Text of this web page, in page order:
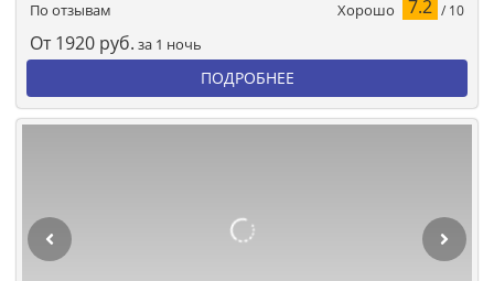
По отзывам
Хорошо 7.2 / 10
От 1920 руб. за 1 ночь
ПОДРОБНЕЕ